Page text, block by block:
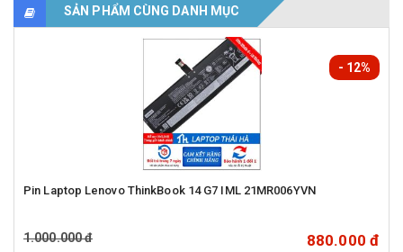
SẢN PHẨM CÙNG DANH MỤC
Pin Laptop Lenovo ThinkBook 14 G7 IML 21MR006YVN
1.000.000 đ 880.000 đ
- 12%